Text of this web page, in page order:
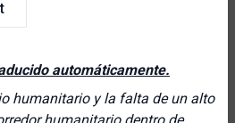
automáticamente.
humanitario y la falta de un alto